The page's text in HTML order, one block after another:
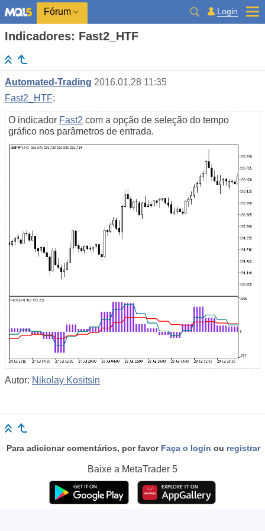
Fórum Login
Indicadores: Fast2_HTF
Automated-Trading 2016.01.28 11:35
Fast2_HTF:
O indicador Fast2 com a opção de seleção do tempo
gráfico nos parâmetros de entrada.
Autor: Nikolay Kositsin
Para adicionar comentários, por favor Faça o login ou registrar
Baixe a MetaTrader 5